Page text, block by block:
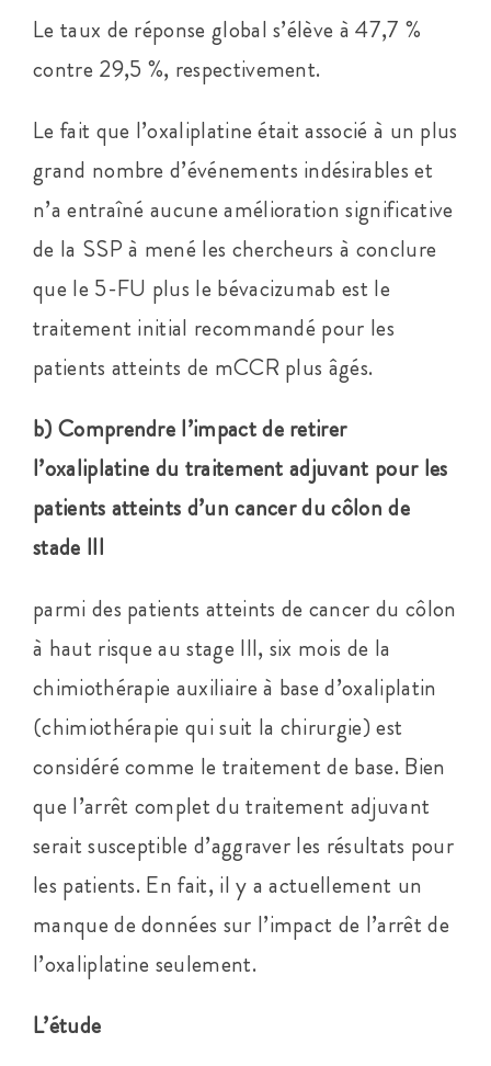
Le taux de réponse global s’élève à 47,7 %
contre 29,5 %, respectivement.
Le fait que l’oxaliplatine était associé à un plus
grand nombre d’événements indésirables et
n’a entraîné aucune amélioration significative
de la SSP à mené les chercheurs à conclure
que le 5-FU plus le bévacizumab est le
traitement initial recommandé pour les
patients atteints de mCCR plus âgés.
b) Comprendre l’impact de retirer
l’oxaliplatine du traitement adjuvant pour les
patients atteints d’un cancer du côlon de
stade III
parmi des patients atteints de cancer du côlon
à haut risque au stage III, six mois de la
chimiothérapie auxiliaire à base d’oxaliplatin
(chimiothérapie qui suit la chirurgie) est
considéré comme le traitement de base. Bien
que l’arrêt complet du traitement adjuvant
serait susceptible d’aggraver les résultats pour
les patients. En fait, il y a actuellement un
manque de données sur l’impact de l’arrêt de
l’oxaliplatine seulement.
L’étude